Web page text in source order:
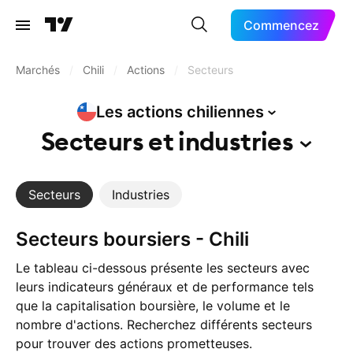
Commencez
Marchés Chili Actions Secteurs
Les actions chiliennes
Secteurs etindustries
Secteurs Industries
Secteurs boursiers - Chili
Le tableau ci-dessous présente les secteurs avec
leurs indicateurs généraux et de performance tels
que la capitalisation boursière, le volume et le
nombre d'actions. Recherchez différents secteurs
pour trouver des actions prometteuses.